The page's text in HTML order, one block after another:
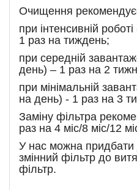
Очищення
при інтенсивній
1 раз на тиждень;
при середній
день) – 1 раз на 2
при мінімальній
на день) - 1 раз на 3
Заміну фільтра
раз на 4 міс/8 міс/12
У нас можна
змінний фільтр до
фільтр.